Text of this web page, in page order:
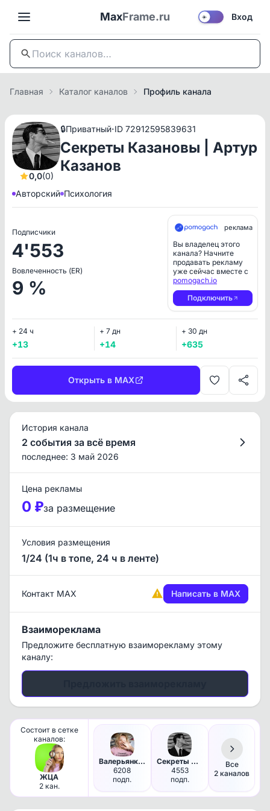
MaxFrame.ru ☀️ Вход
Главная Каталог каналов Профиль канала
0,0(0)
🔒Приватный·ID 72912595839631
Секреты Казановы | Артур
Казанов
Авторский Психология
Подписчики
4'553
Вовлеченность (ER)
9 %
реклама
Вы владелец этого
канала? Начните
продавать рекламу
уже сейчас вместе с
pomogach.io
Подключить
+ 24 ч
+13
+ 7 дн
+14
+ 30 дн
+635
Открыть в MAX
История канала
2 события за всё время
последнее: 3 май 2026
Цена рекламы
0 ₽за размещение
Условия размещения
1/24 (1ч в топе, 24 ч в ленте)
Контакт MAX Написать в MAX
Взаимореклама
Предложите бесплатную взаиморекламу этому
каналу:
Состоит в сетке
каналов:
ЖЦА
2 кан.
Валерьянка про мужчин | Психо…
6208
подп.
Секреты Казановы | Артур Каза…
4553
подп.
Все
2 каналов